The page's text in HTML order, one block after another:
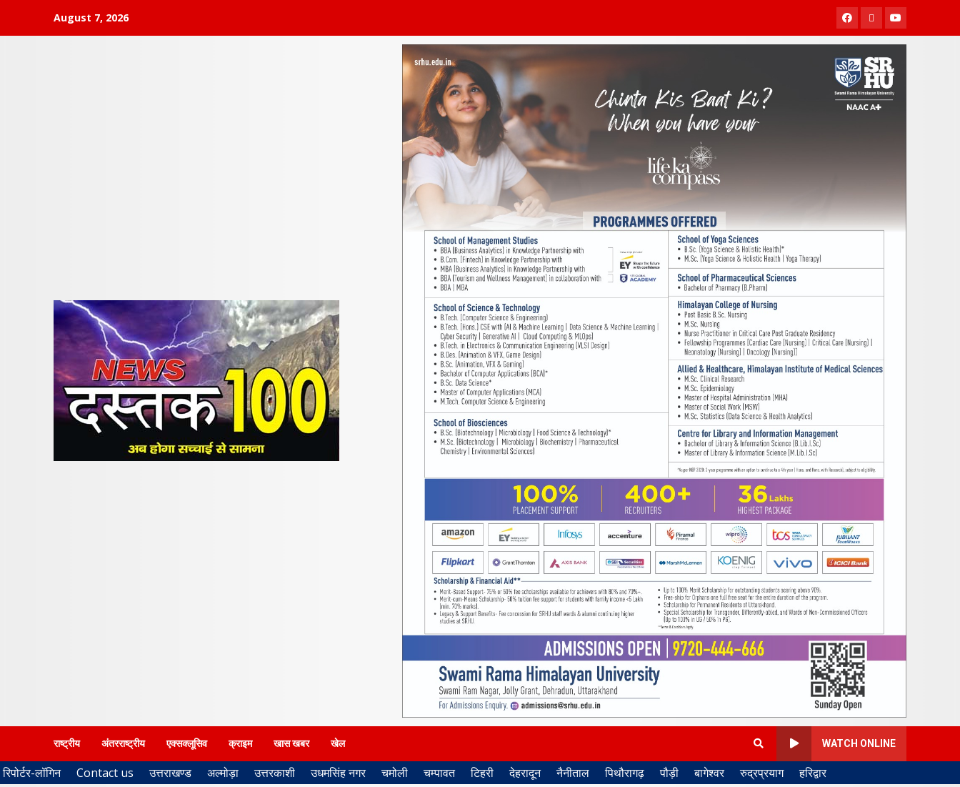
August 7, 2026 Facebook
TwitterYoutube
राष्ट्रीय अंतरराष्ट्रीय एक्सक्लूसिव क्राइम खास खबर खेल WATCH ONLINE
रिपोर्टर-लॉगिन Contact us उत्तराखण्ड अल्मोड़ा उत्तरकाशी उधमसिंह नगर चमोली चम्पावत टिहरी देहरादून नैनीताल पिथौरागढ़ पौड़ी बागेश्वर रुद्रप्रयाग हरिद्वार